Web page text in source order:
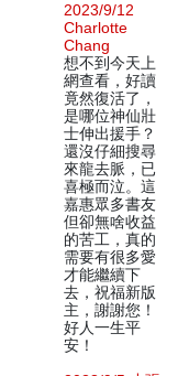
2023/9/12
Charlotte
Chang
想不到今天上
網查看，好讀
竟然復活了，
是哪位神仙壯
士伸出援手？
還沒仔細搜尋
來龍去脈，已
喜極而泣。這
嘉惠眾多書友
但卻無啥收益
的苦工，真的
需要有很多愛
才能繼續下
去，祝福新版
主，謝謝您！
好人一生平
安！